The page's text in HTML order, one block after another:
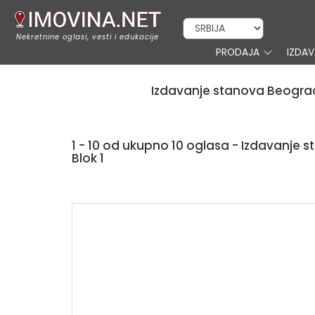
Nekretnine oglasi, vesti i edukacije
PRODAJA
Izdavanje stanova
1 - 10 od ukupno 10 oglasa - Izdavanje
Blok 1